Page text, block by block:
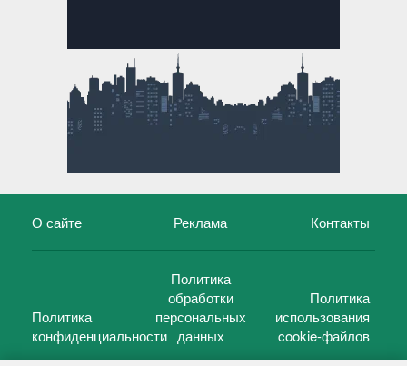
О сайте Реклама Контакты
Политика
конфиденциальности
Политика
обработки
персональных
данных
Политика
использования
cookie-файлов